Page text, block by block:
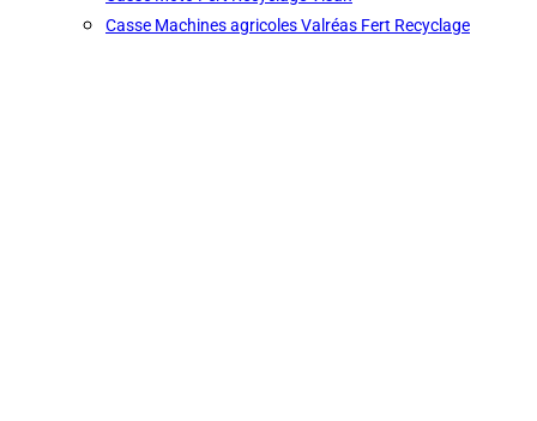
Casse Machines agricoles Valréas Fert Recyclage